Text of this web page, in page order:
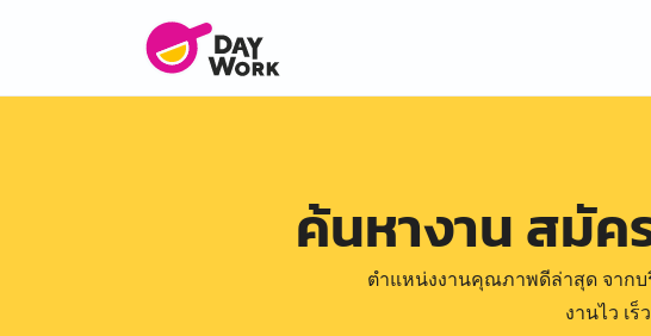
ค้นหางาน สมัค
ตำแหน่งงานคุณภาพดีล่าสุด จาก
งานไว เ